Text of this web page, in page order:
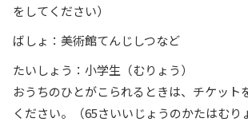
をしてください）
ばしょ：美術館てんじしつなど
たいしょう：小学生（むりょう）
おうちのひとがこられるときは、チケット
ください。（65さいいじょうのかたはむり